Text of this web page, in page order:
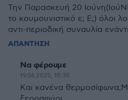
Την Παρασκευή 20
το κουμουνιστικό ε; Ε;) όλοι
αντι-περιοδική συναυλία
ΑΠΑΝΤΗΣΗ
Να φέρουμε
19.06.2025, 10:30
Και κανένα